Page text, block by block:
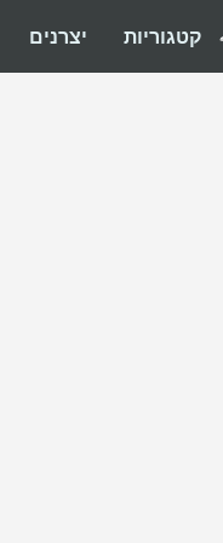
קטגוריות יצרנים